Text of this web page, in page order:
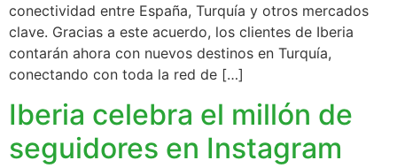
conectividad entre España, Turquía y otros mercados
clave. Gracias a este acuerdo, los clientes de Iberia
contarán ahora con nuevos destinos en Turquía,
conectando con toda la red de […]
Iberia celebra el millón de
seguidores en Instagram